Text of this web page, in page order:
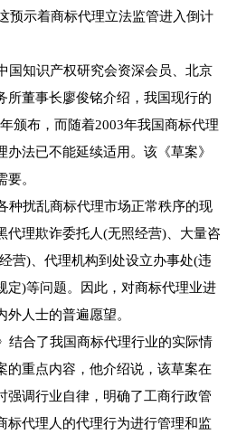
预示着商标代理立法监管进入倒计
知识产权研究会资深会员、北京
所董事长廖俊铭介绍，我国现行的
颁布，而随着2003年我国商标代理
法已不能延续适用。该《草案》
。
扰乱商标代理市场正常秩序的现
代理欺诈委托人(无照经营)、大量咨
营)、代理机构到处设立办事处(违
定)等问题。因此，对商标代理业进
人士的普遍愿望。
合了我国商标代理行业的实际情
的重点内容，他介绍说，该草案在
强调行业自律，明确了工商行政管
标代理人的代理行为进行管理和监